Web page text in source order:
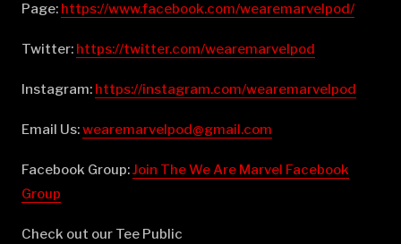
Page: ⁠⁠⁠⁠⁠⁠⁠⁠⁠⁠⁠⁠⁠⁠⁠⁠⁠⁠⁠⁠⁠⁠⁠⁠⁠⁠⁠⁠⁠⁠⁠⁠⁠⁠⁠⁠⁠⁠⁠⁠https://www.facebook.com/wearemarvelpod/⁠⁠⁠⁠⁠⁠⁠⁠⁠⁠⁠⁠⁠⁠⁠⁠⁠⁠⁠⁠⁠⁠⁠⁠⁠⁠⁠⁠⁠⁠⁠⁠⁠⁠⁠⁠⁠⁠⁠⁠
Twitter: ⁠⁠⁠⁠⁠⁠⁠⁠⁠⁠⁠⁠⁠⁠⁠⁠⁠⁠⁠⁠⁠⁠⁠⁠⁠⁠⁠⁠⁠⁠⁠⁠⁠⁠⁠⁠⁠⁠⁠⁠https://twitter.com/wearemarvelpod⁠⁠⁠⁠⁠⁠⁠⁠⁠⁠⁠⁠⁠⁠⁠⁠⁠⁠⁠⁠⁠⁠⁠⁠⁠⁠⁠⁠⁠⁠⁠⁠⁠⁠⁠⁠⁠⁠⁠⁠
Instagram: ⁠⁠⁠⁠⁠⁠⁠⁠⁠⁠⁠⁠⁠⁠⁠⁠⁠⁠⁠⁠⁠⁠⁠⁠⁠⁠⁠⁠⁠⁠⁠⁠⁠⁠⁠⁠⁠⁠⁠⁠https://instagram.com/wearemarvelpod⁠⁠⁠⁠⁠⁠⁠⁠⁠⁠⁠⁠⁠⁠⁠⁠⁠⁠⁠⁠⁠⁠⁠⁠⁠⁠⁠⁠⁠⁠⁠⁠⁠⁠⁠⁠⁠⁠⁠⁠
Email Us:⁠⁠⁠⁠⁠⁠⁠⁠⁠⁠⁠⁠⁠⁠⁠⁠⁠⁠⁠⁠⁠⁠⁠⁠⁠⁠⁠⁠⁠⁠⁠⁠⁠⁠⁠⁠⁠⁠⁠⁠wearemarvelpod@gmail.com⁠⁠⁠⁠⁠⁠⁠⁠⁠⁠⁠⁠⁠⁠⁠⁠⁠⁠⁠⁠⁠⁠⁠⁠⁠⁠⁠⁠⁠⁠⁠⁠⁠⁠⁠⁠⁠⁠⁠⁠
Facebook Group:⁠⁠⁠⁠⁠⁠⁠⁠⁠⁠⁠⁠⁠⁠⁠⁠⁠⁠⁠⁠⁠⁠⁠⁠⁠⁠⁠⁠⁠⁠⁠⁠⁠⁠⁠⁠⁠⁠⁠⁠Join The We Are Marvel Facebook
Group⁠⁠⁠⁠⁠⁠⁠⁠⁠⁠⁠⁠⁠⁠⁠⁠⁠⁠⁠⁠⁠⁠⁠⁠⁠⁠⁠⁠⁠⁠⁠⁠⁠⁠⁠⁠⁠⁠⁠⁠
Check out our Tee Public